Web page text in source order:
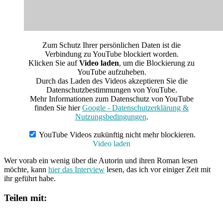
Zum Schutz Ihrer persönlichen Daten ist die
Verbindung zu YouTube blockiert worden.
Klicken Sie aufVideo laden, um die Blockierung zu
YouTube aufzuheben.
Durch das Laden des Videos akzeptieren Sie die
Datenschutzbestimmungen von YouTube.
Mehr Informationen zum Datenschutz von YouTube
finden Sie hierGoogle - Datenschutzerklärung &
Nutzungsbedingungen.
YouTube Videos zukünftig nicht mehr blockieren.
Video laden
Wer vorab ein wenig über die Autorin und ihren Roman lesen
möchte, kann hier das Interview lesen, das ich vor einiger Zeit mit
ihr geführt habe.
Teilen mit: